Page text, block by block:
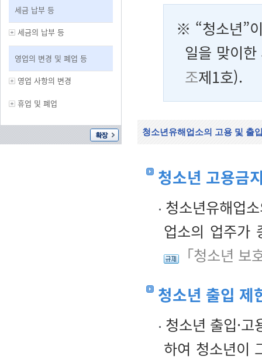
세금 납부 등
세금의 납부 등
영업의 변경 및 폐업 등
영업 사항의 변경
휴업 및 폐업
※ “청소년”
일을 맞이
조제1호).
청소년유해업소의 고용 및 출
청소년 고용금
청소년유해업
업소의 업주가
「청소년
청소년 출입 제
청소년 출입·
하여 청소년이